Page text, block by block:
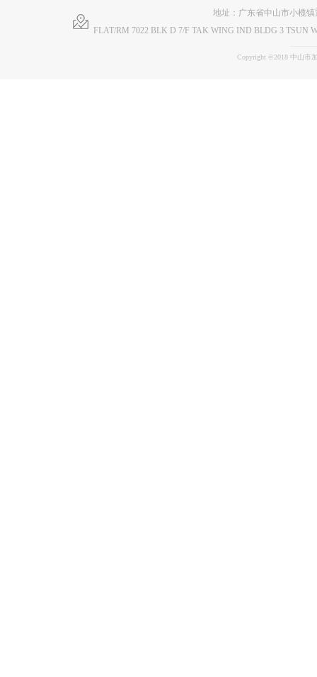
地址：广东省中山市小榄镇
FLAT/RM 7022 BLK D 7/F TAK WING IND BLDG 3 TSUN
Copyright ©2018 中山